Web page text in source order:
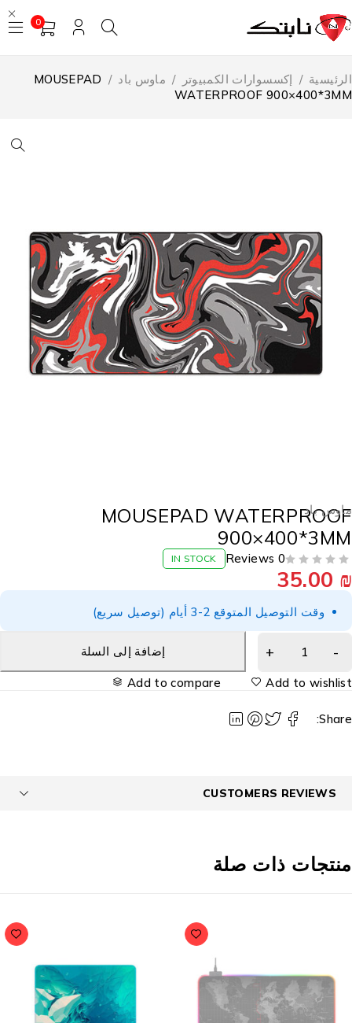
0
/ إكسسوارات الكمبيوتر ماوس باد /
MOUSEPAD
WATERPROOF
باد
MOUSEPAD
0 Reviews
IN STOCK
35.00
وقت التوصيل المتوقع 2-3 أيام (توصيل سريع)
إضافة إلى السلة
Add to
Add to compare
CUSTOMERS REVIEWS
ذات صلة